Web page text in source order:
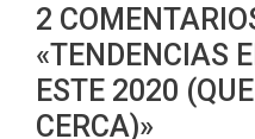
2
«TENDENCIAS
ESTE 2020
CERCA)»